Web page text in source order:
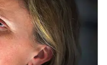
près du